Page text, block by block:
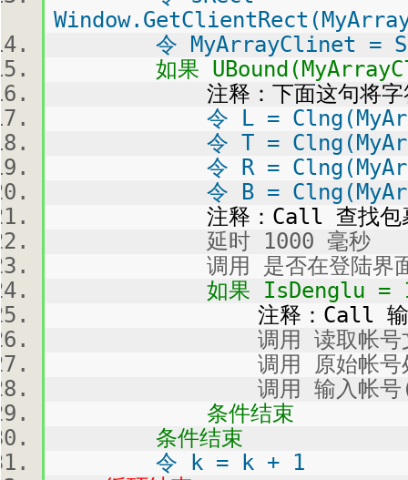
令 MyArrayClinet =
如果
注释：下面这句将字符
令 L =
令 T =
令 R =
令 B =
注释：Call 查找包
延时 1000 毫秒
调用 是否在登陆界
如果 IsDenglu = 1
注释：Call 输入
调用 读取帐号文
调用 原始帐号处理
调用 输入帐号
条件结束
条件结束
令 k = k + 1